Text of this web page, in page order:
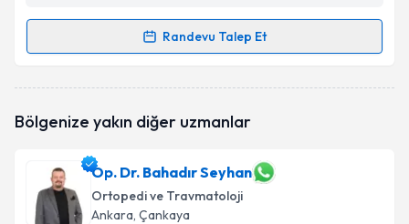
Randevu Talep Et
Randevu Takvimi Talebi
Size bu uzmandan randevu almanız için bir takvim
E-posta Adresiniz
Bölgenize yakın diğer uzmanlar
Op. Dr. Bahadır Seyhan
Ortopedi ve Travmatoloji
Ankara, Çankaya